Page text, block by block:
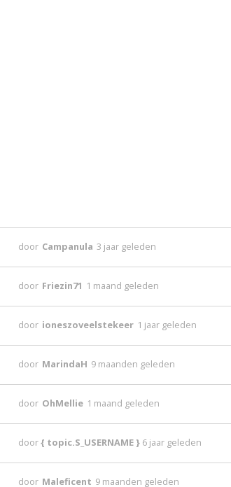
door Campanula 3 jaar geleden
door Friezin71 1 maand geleden
door ioneszoveelstekeer 1 jaar geleden
door MarindaH 9 maanden geleden
door OhMellie 1 maand geleden
door{ topic.S_USERNAME } 6 jaar geleden
door Maleficent 9 maanden geleden